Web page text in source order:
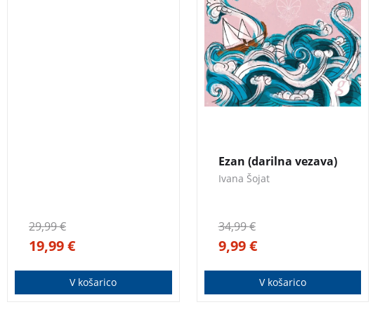
29,99€
19,99€
V košarico
islamske kulture in
preteklih dogodkov, ki so
odločilno sooblikovali
dandanašnjo podobo
Balkanskega polotoka.
Ezan (darilna vezava)
Ivana Šojat
34,99€
9,99€
V košarico